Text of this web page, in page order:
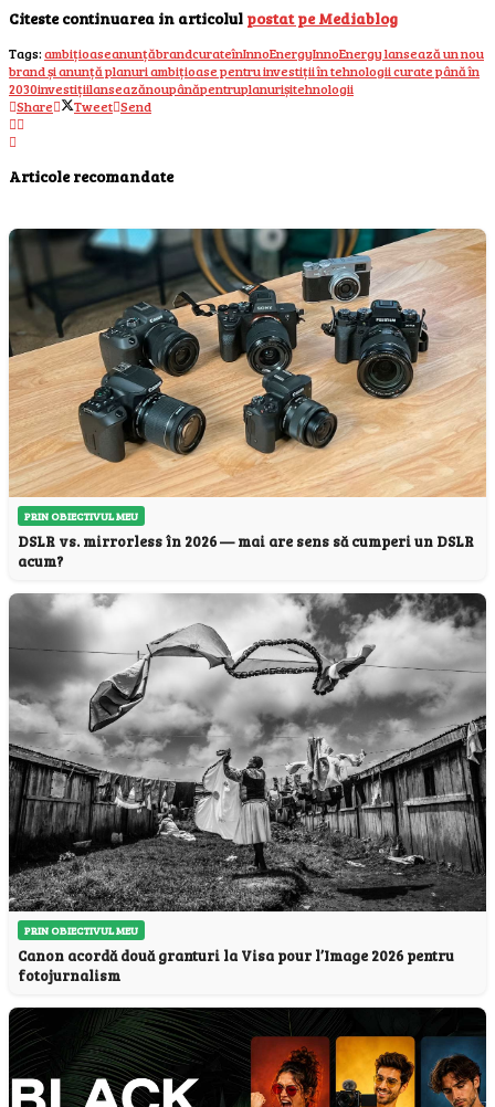
Citeste continuarea in articolul postat pe Mediablog
Tags:ambițioaseanunțăbrandcurateînInnoEnergyInnoEnergy lansează un nou
brand și anunță planuri ambițioase pentru investiții în tehnologii curate până în
2030investițiilanseazănoupânăpentruplanurișitehnologii
Share
Tweet Send
Articole recomandate
PRIN OBIECTIVUL MEU
DSLR vs. mirrorless în 2026 — mai are sens să cumperi un DSLR
acum?
PRIN OBIECTIVUL MEU
Canon acordă două granturi la Visa pour l’Image 2026 pentru
fotojurnalism